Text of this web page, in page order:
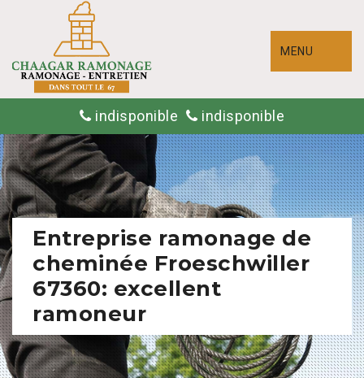
MENU
indisponible indisponible
Entreprise ramonage de
cheminée Froeschwiller
67360: excellent
ramoneur